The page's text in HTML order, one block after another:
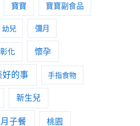
寶寶 寶寶副食品
幼兒 彌月
彰化 懷孕
好的事 手指食物
新生兒
月子餐 桃園